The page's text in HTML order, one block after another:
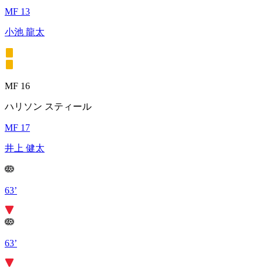
MF 13
小池 龍太
MF 16
ハリソン スティール
MF 17
井上 健太
63’
63’